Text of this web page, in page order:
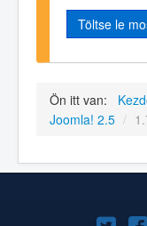
Töltse le
Ön itt van:
Joomla! 2.5 /